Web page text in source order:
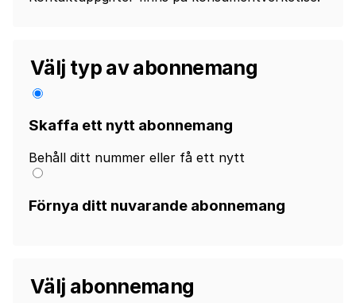
Välj typ av abonnemang
Skaffa ett nytt abonnemang
Behåll ditt nummer eller få ett nytt
Förnya ditt nuvarande abonnemang
Välj abonnemang